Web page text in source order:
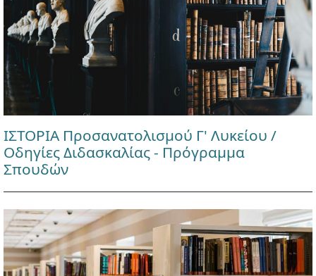
ΙΣΤΟΡΙΑ Προσανατολισμού Γ' Λυκείου /
Οδηγίες Διδασκαλίας - Πρόγραμμα
Σπουδών